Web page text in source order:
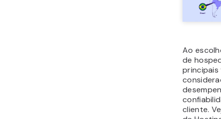
Ao
de
principais
cliente.